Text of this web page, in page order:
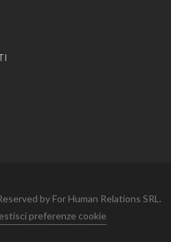
by For Human Relations SRL.
preferenze cookie